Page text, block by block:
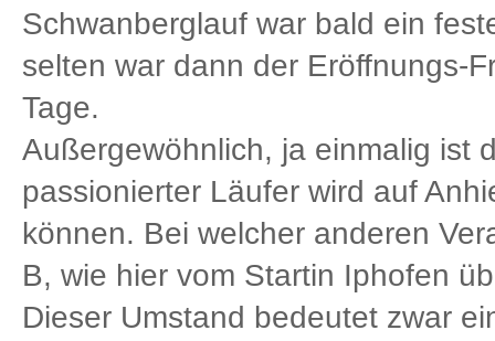
Schwanberglauf war bald ein
selten war dann der Eröffnungs-
Tage.
Außergewöhnlich, ja einmalig ist
passionierter Läufer wird auf
können. Bei welcher anderen
B, wie hier vom Startin Iphofen
Dieser Umstand bedeutet zwar